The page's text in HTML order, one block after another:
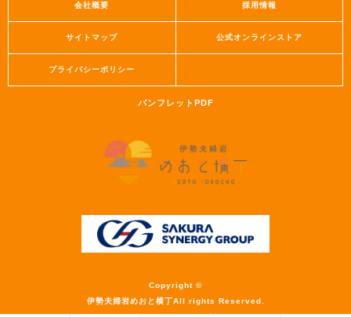
会社概要 採用情報
サイトマップ 公式オンラインストア
プライバシーポリシー
パンフレットPDF
Copyright ©
伊勢夫婦岩めおと横丁All rights Reserved.